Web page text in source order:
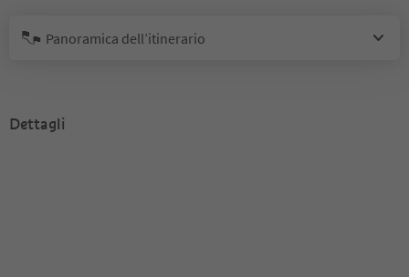
Panoramica dell’itinerario
Dettagli